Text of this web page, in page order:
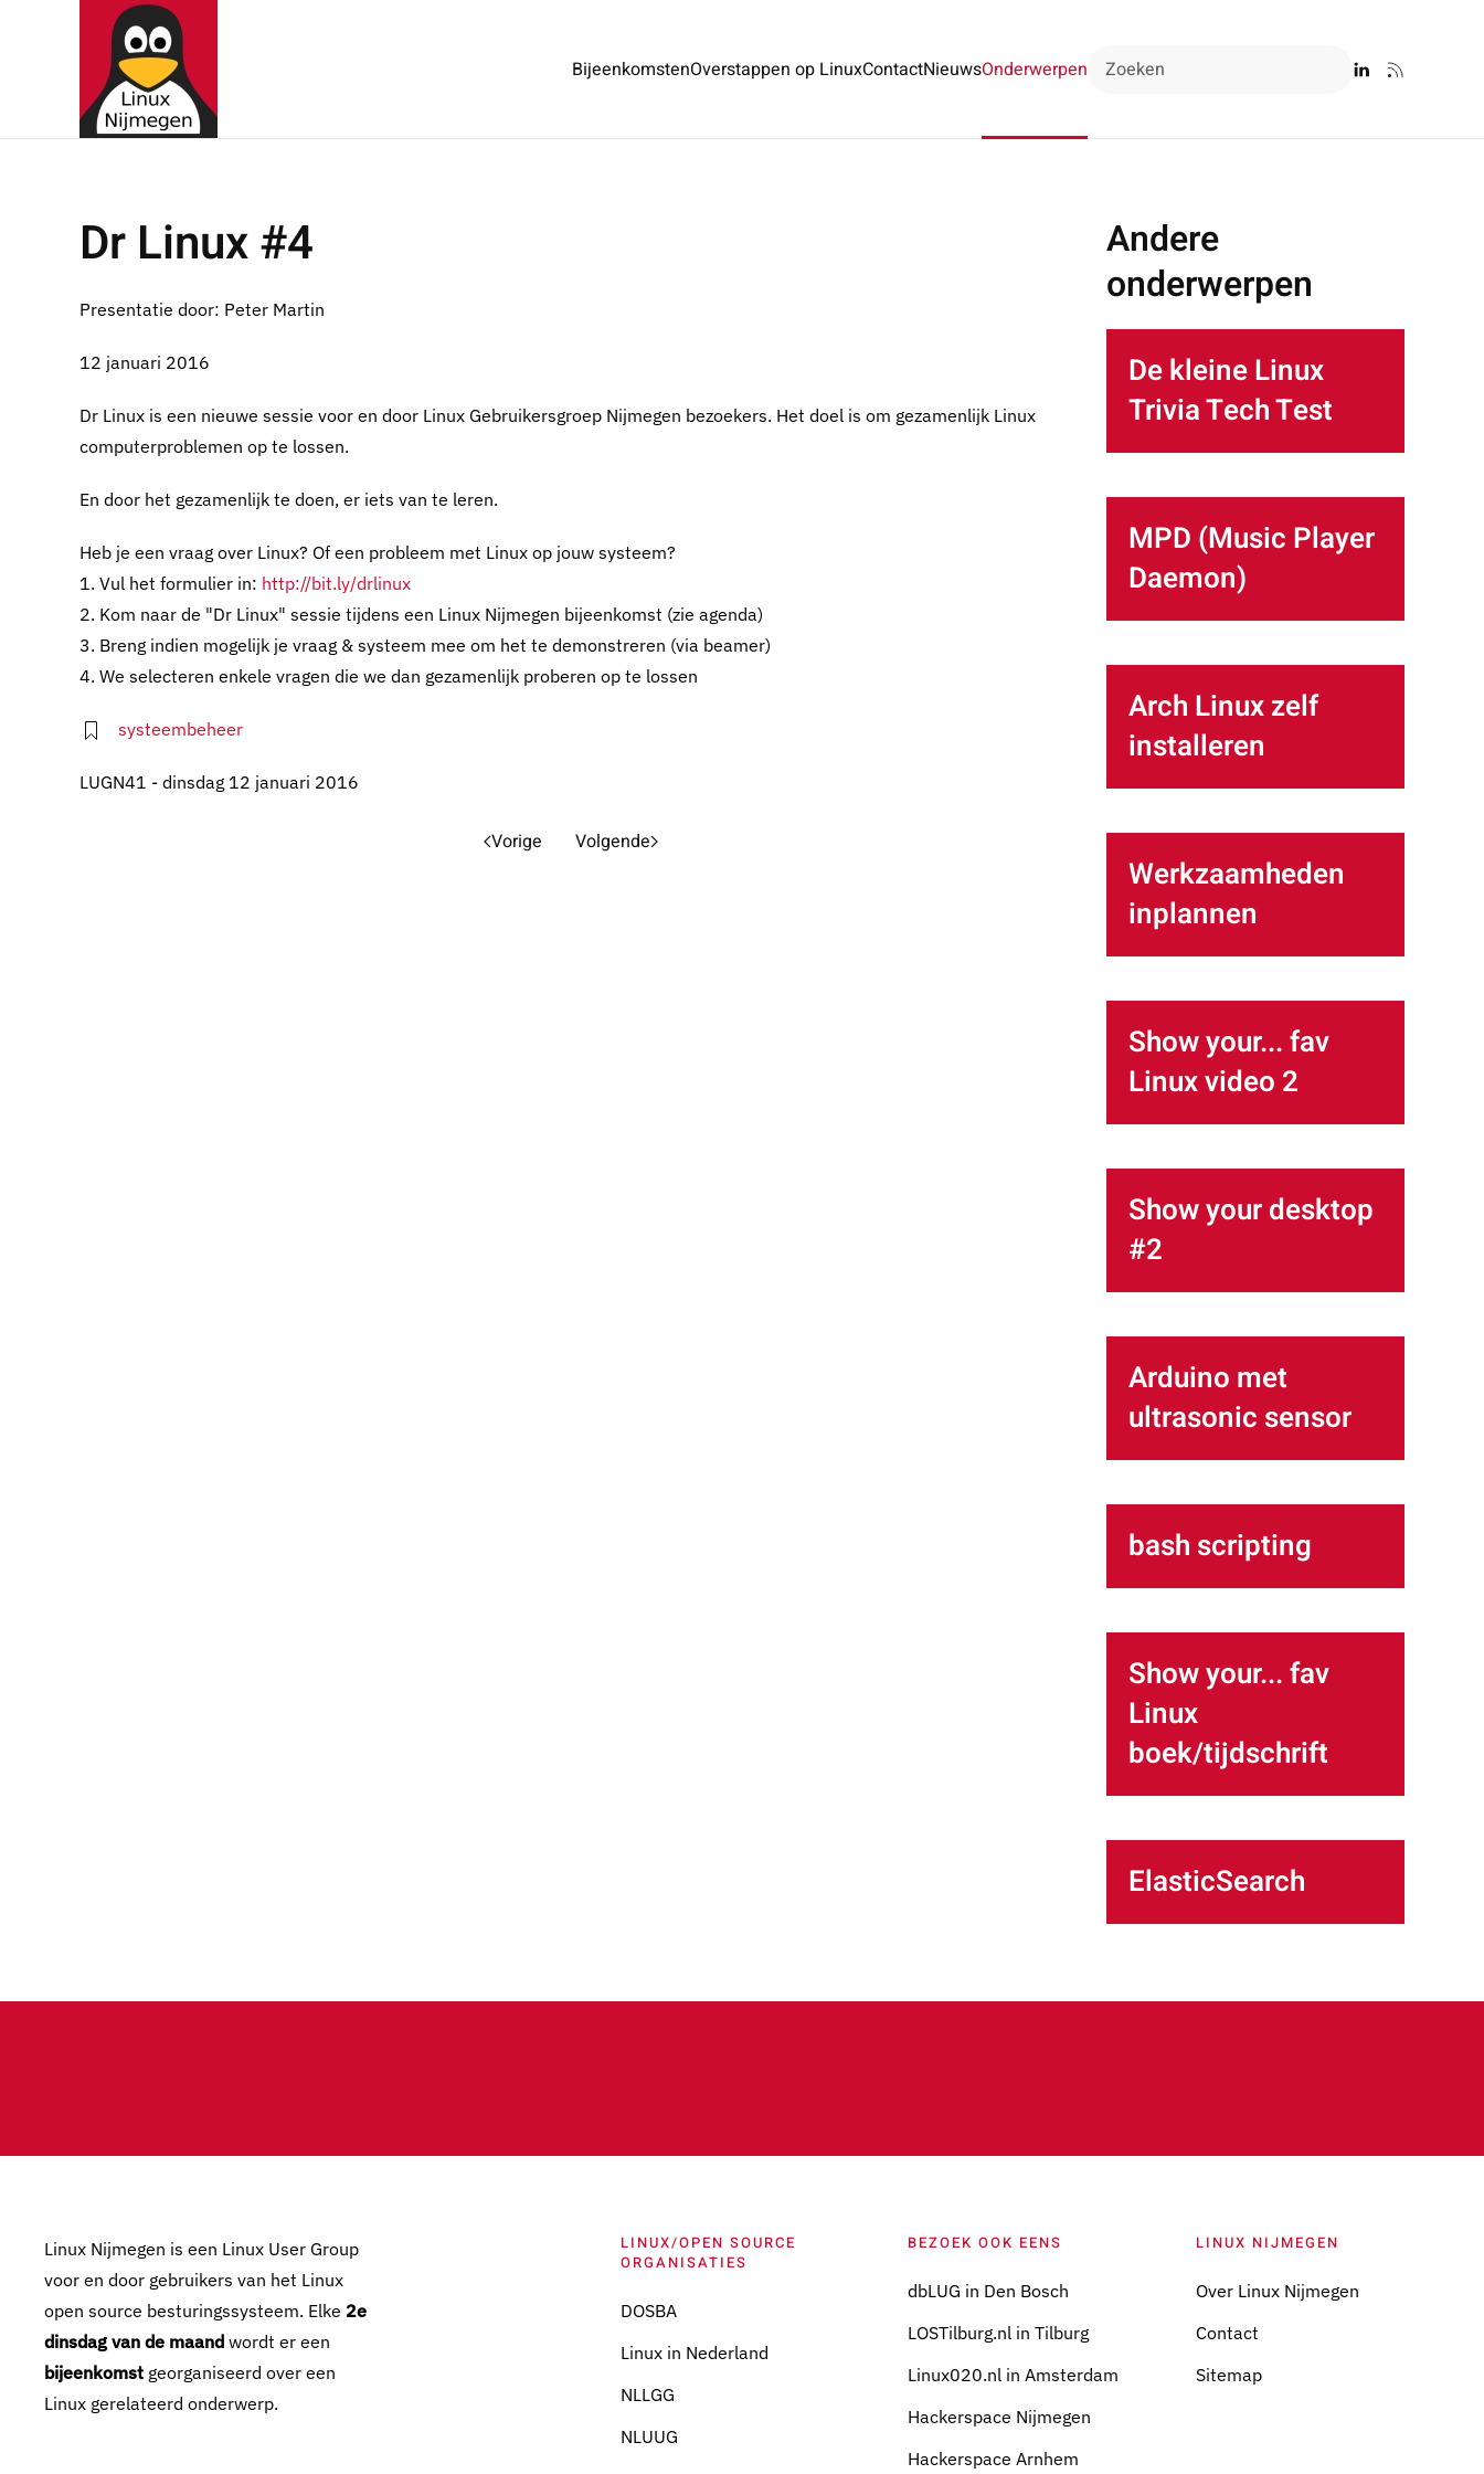
Terug naar hoofdinhoud BijeenkomstenOverstappen op LinuxContactNieuwsOnderwerpen
Dr Linux #4
Presentatie door: Peter Martin
12 januari 2016
Dr Linux is een nieuwe sessie voor en door Linux Gebruikersgroep Nijmegen bezoekers. Het doel is om gezamenlijk Linux
computerproblemen op te lossen.
En door het gezamenlijk te doen, er iets van te leren.
Heb je een vraag over Linux? Of een probleem met Linux op jouw systeem?
1. Vul het formulier in: http://bit.ly/drlinux
2. Kom naar de "Dr Linux" sessie tijdens een Linux Nijmegen bijeenkomst (zie agenda)
3. Breng indien mogelijk je vraag & systeem mee om het te demonstreren (via beamer)
4. We selecteren enkele vragen die we dan gezamenlijk proberen op te lossen
systeembeheer
LUGN41 - dinsdag 12 januari 2016
Vorige Volgende
Andere
onderwerpen
De kleine Linux
Trivia Tech Test
MPD (Music Player
Daemon)
Arch Linux zelf
installeren
Werkzaamheden
inplannen
Show your... fav
Linux video 2
Show your desktop
#2
Arduino met
ultrasonic sensor
bash scripting
Show your... fav
Linux
boek/tijdschrift
ElasticSearch
Linux Nijmegen is een Linux User Group
voor en door gebruikers van het Linux
open source besturingssysteem. Elke 2e
dinsdag van de maand wordt er een
bijeenkomst georganiseerd over een
Linux gerelateerd onderwerp.
LINUX/OPEN SOURCE
ORGANISATIES
DOSBA
Linux in Nederland
NLLGG
NLUUG
BEZOEK OOK EENS
dbLUG in Den Bosch
LOSTilburg.nl in Tilburg
Linux020.nl in Amsterdam
Hackerspace Nijmegen
Hackerspace Arnhem
LINUX NIJMEGEN
Over Linux Nijmegen
Contact
Sitemap